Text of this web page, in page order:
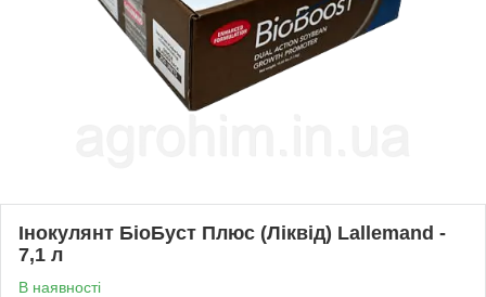
Інокулянт БіоБуст Плюс (Ліквід) Lallemand -
7,1 л
В наявності